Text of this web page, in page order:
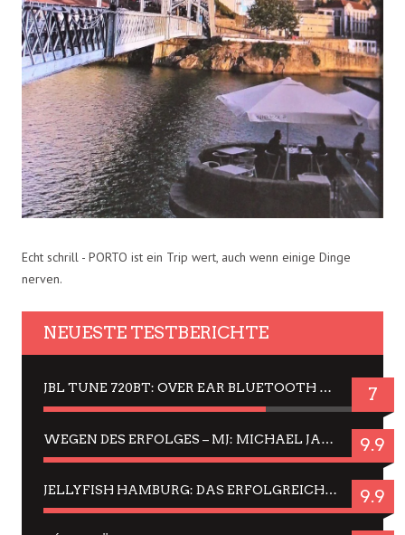
Echt schrill - PORTO ist ein Trip wert, auch wenn einige Dinge
nerven.
NEUESTE TESTBERICHTE
JBL TUNE 720BT: OVER EAR BLUETOOTH KOPFHÖRER UM DIE 50,-€ IM DAUER-TEST 7
WEGEN DES ERFOLGES – MJ: MICHAEL JACKSON MUSICAL IN EINER MATINEE SEHEN 9.9
JELLYFISH HAMBURG: DAS ERFOLGREICHE SOMMER-MENÜ 2025 IN GEFÜHLEN UND BILDERN 9.9